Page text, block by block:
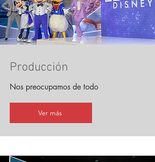
Producción
Nos preocupamos de todo
Ver más